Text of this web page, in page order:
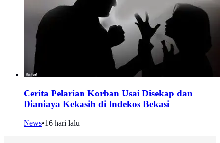
Cerita Pelarian Korban Usai Disekap dan
Dianiaya Kekasih di Indekos Bekasi
News•16 hari lalu